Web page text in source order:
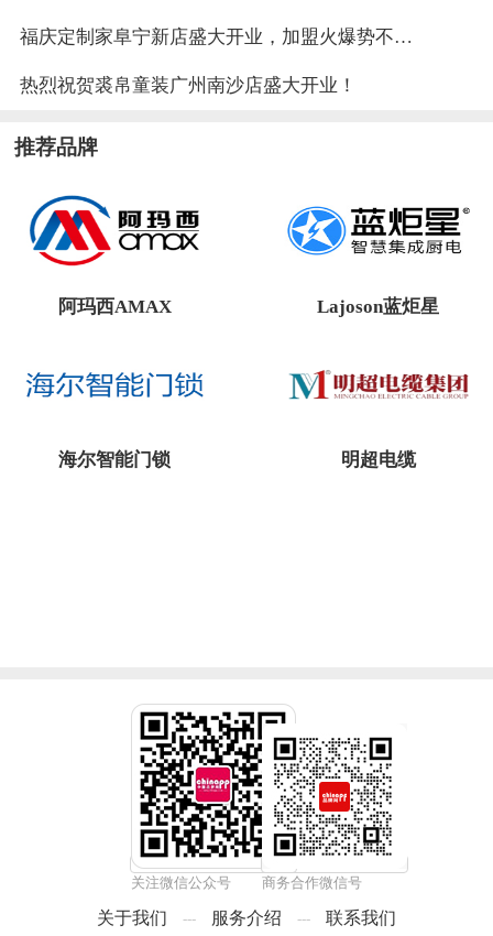
福庆定制家阜宁新店盛大开业，加盟火爆势不可挡
热烈祝贺裘帛童装广州南沙店盛大开业！
推荐品牌
阿玛西AMAX Lajoson蓝炬星
海尔智能门锁 明超电缆
关注微信公众号 商务合作微信号
关于我们 --- 服务介绍 --- 联系我们